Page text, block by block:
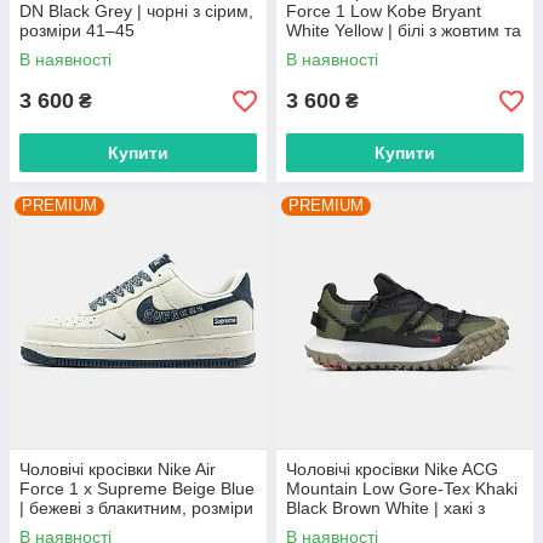
DN Black Grey | чорні з сірим,
розміри 41–45
В наявності
3 600 ₴
Купити
Force 1 Low Kobe Bryant
White Yellow | білі з жовтим та
фіолетовим, розміри 40–45
В наявності
3 600 ₴
Купити
PREMIUM
Чоловічі кросівки Nike Air
Force 1 x Supreme Beige Blue
| бежеві з блакитним, розміри
41–45
В наявності
PREMIUM
Чоловічі кросівки Nike ACG
Mountain Low Gore-Tex Khaki
Black Brown White | хакі з
чорним та коричневим,
В наявності